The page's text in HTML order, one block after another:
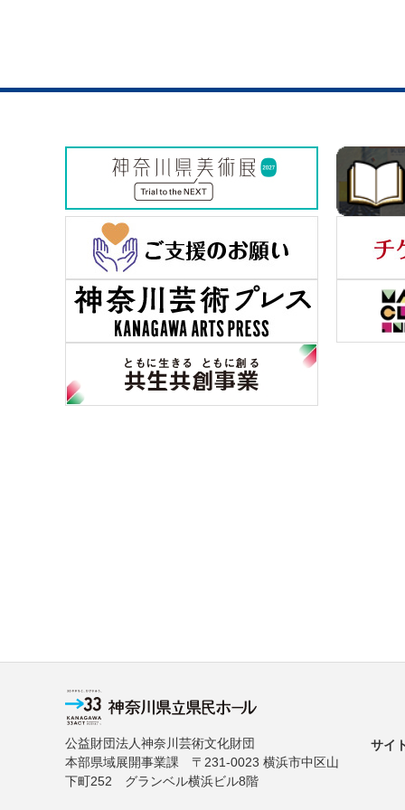
公益財団法人神奈川芸術文化財団
本部県域展開事業課 〒231-0023 横浜市中区山
下町252 グランベル横浜ビル8階
サイ